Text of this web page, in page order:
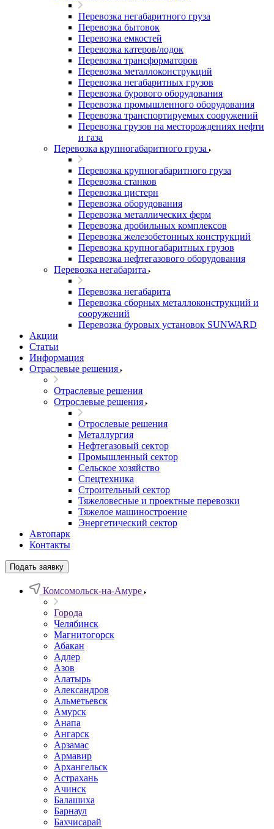
Перевозка негабаритного груза
Перевозка бытовок
Перевозка емкостей
Перевозка катеров/лодок
Перевозка трансформаторов
Перевозка металлоконструкций
Перевозка негабаритных грузов
Перевозка бурового оборудования
Перевозка промышленного оборудования
Перевозка транспортируемых сооружений
Перевозка грузов на месторождениях нефти
и газа
Перевозка крупногабаритного груза
Перевозка крупногабаритного груза
Перевозка станков
Перевозка цистерн
Перевозка оборудования
Перевозка металлических ферм
Перевозка дробильных комплексов
Перевозка железобетонных конструкций
Перевозка крупногабаритных грузов
Перевозка нефтегазового оборудования
Перевозка негабарита
Перевозка негабарита
Перевозка сборных металлоконструкций и
сооружений
Перевозка буровых установок SUNWARD
Акции
Статьи
Информация
Отраслевые решения
Отраслевые решения
Отрослевые решения
Отрослевые решения
Металлургия
Нефтегазовый сектор
Промышленный сектор
Сельское хозяйство
Спецтехника
Строительный сектор
Тяжеловесные и проектные перевозки
Тяжелое машиностроение
Энергетический сектор
Автопарк
Контакты
Подать заявку
Комсомольск-на-Амуре
Города
Челябинск
Магнитогорск
Абакан
Адлер
Азов
Алатырь
Александров
Альметьевск
Амурск
Анапа
Ангарск
Арзамас
Армавир
Архангельск
Астрахань
Ачинск
Балашиха
Барнаул
Бахчисарай